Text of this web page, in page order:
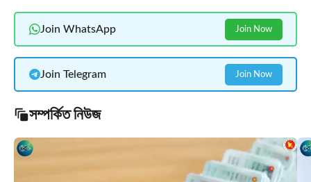
Join WhatsApp Join Now
Join Telegram Join Now
সম্পর্কিত নিউজ